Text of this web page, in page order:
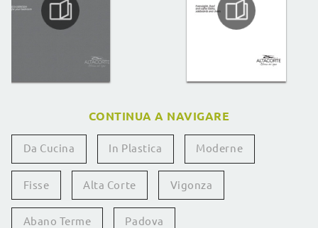
CONTINUA A NAVIGARE
Da Cucina In Plastica Moderne
Fisse Alta Corte Vigonza
Abano Terme Padova